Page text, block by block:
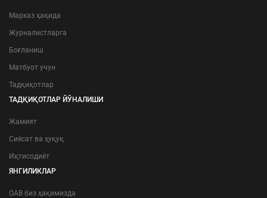
Марказ ҳақида
Журналистларга
Боғланиш
Матбуот учун
Тадқиқотлар
ТАДҚИҚОТЛАР ЙЎНАЛИШИ
Жамият
Сиёсат ва ҳуқуқ
Иқтисодиёт
ЯНГИЛИКЛАР
ОАВ биз ҳақимизда